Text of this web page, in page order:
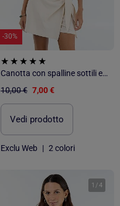
-30%
Canotta con spalline sottili e pizzo
10,00 € 7,00 €
Vedi prodotto
Exclu Web | 2 colori
1 /4